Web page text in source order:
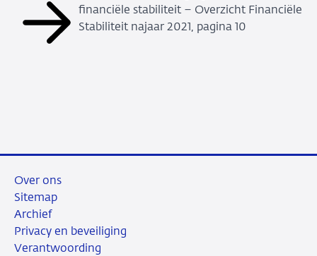
financiële stabiliteit – Overzicht Financiële
Stabiliteit najaar 2021, pagina 10
Over ons
Sitemap
Archief
Privacy en beveiliging
Verantwoording